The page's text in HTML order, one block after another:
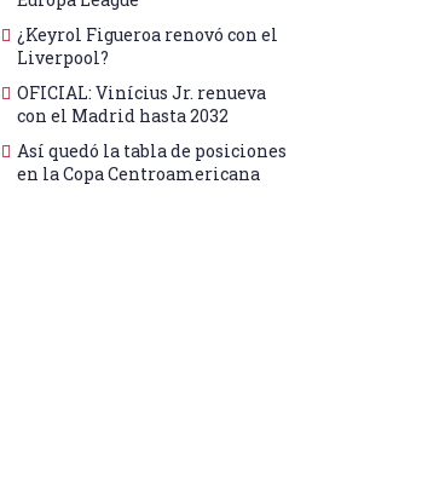
¿Keyrol Figueroa renovó con el
Liverpool?
OFICIAL: Vinícius Jr. renueva
con el Madrid hasta 2032
Así quedó la tabla de posiciones
en la Copa Centroamericana